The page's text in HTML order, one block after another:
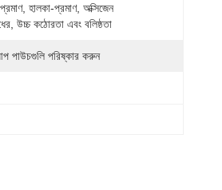
হালকা-প্রমাণ, অক্সিজেন
উচ্চ কঠোরতা এবং বলিষ্ঠতা
পাউচগুলি পরিষ্কার করুন